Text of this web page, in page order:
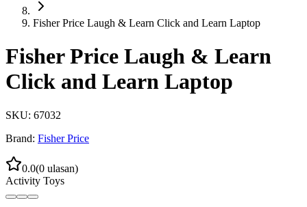
Fisher Price Laugh & Learn Click and Learn Laptop
Fisher Price Laugh & Learn
Click and Learn Laptop
SKU: 67032
Brand: Fisher Price
0.0(0 ulasan)
Activity Toys